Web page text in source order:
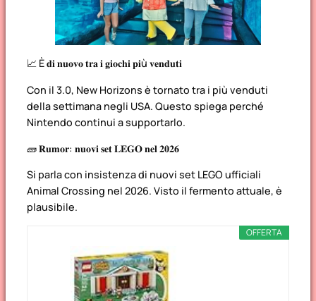
📈 È 𝐝𝐢 𝐧𝐮𝐨𝐯𝐨 𝐭𝐫𝐚 𝐢 𝐠𝐢𝐨𝐜𝐡𝐢 𝐩𝐢ù 𝐯𝐞𝐧𝐝𝐮𝐭𝐢
Con il 3.0, New Horizons è tornato tra i più venduti
della settimana negli USA. Questo spiega perché
Nintendo continui a supportarlo.
🧱 𝐑𝐮𝐦𝐨𝐫: 𝐧𝐮𝐨𝐯𝐢 𝐬𝐞𝐭 𝐋𝐄𝐆𝐎 𝐧𝐞𝐥 𝟐𝟎𝟐𝟔
Si parla con insistenza di nuovi set LEGO ufficiali
Animal Crossing nel 2026. Visto il fermento attuale, è
plausibile.
OFFERTA